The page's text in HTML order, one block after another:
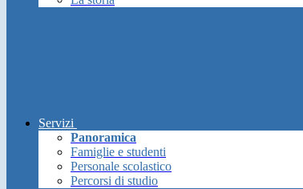
Servizi
Panoramica
Famiglie e studenti
Personale scolastico
Percorsi di studio